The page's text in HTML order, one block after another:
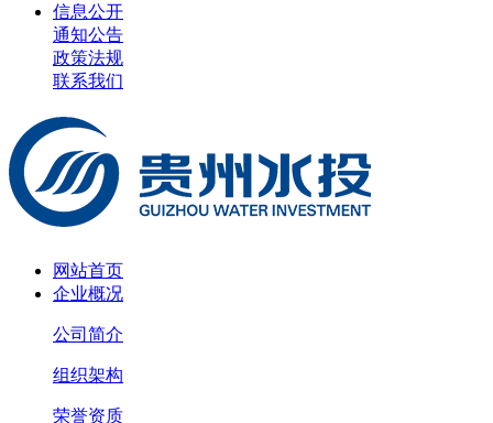
信息公开
通知公告
政策法规
联系我们
网站首页
企业概况
公司简介
组织架构
荣誉资质